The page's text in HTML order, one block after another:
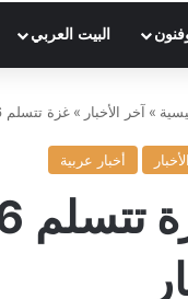
البيت العربي
» آخر الأخبار » غزة تتسلم 16% من الغاز المنزلي رغم وقف إطلاق النار
أخبار عربية